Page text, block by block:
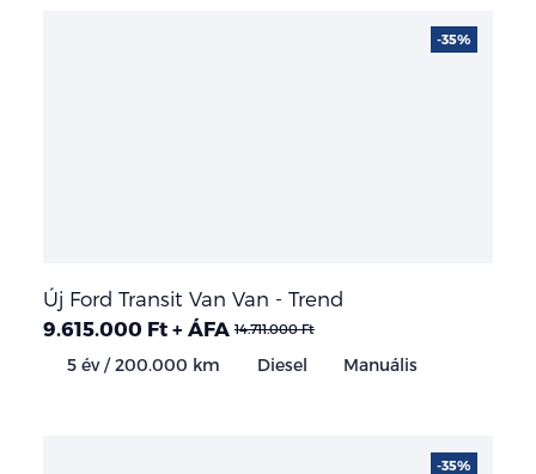
Új Ford Transit Van Van - Trend
9.615.000 Ft + ÁFA 14.711.000 Ft
5 év / 200.000 km Diesel Manuális
-35%
-35%